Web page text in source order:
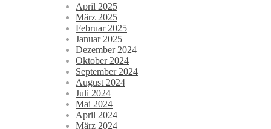
April 2025
März 2025
Februar 2025
Januar 2025
Dezember 2024
Oktober 2024
September 2024
August 2024
Juli 2024
Mai 2024
April 2024
März 2024